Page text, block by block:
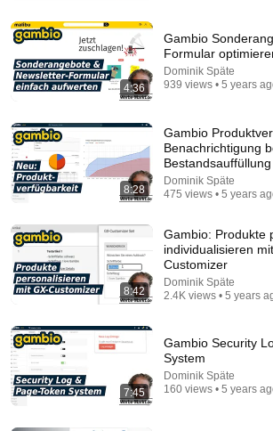
The Cold CEO Who Never Loved
Found His True Love and Showed Her
Aurora Tale Theatre
New 382K views
4:36
Gambio
Formular
Dominik Späte
939 views • 5 years
8:28
Gambio
Benachrichtigung
Artikel
Dominik Späte
475 views • 5 years
8:42
Gambio: Produkte
individualisieren
Customizer
Dominik Späte
2.4K views • 5 years
7:45
Gambio Security
System
Dominik Späte
160 views • 5 years